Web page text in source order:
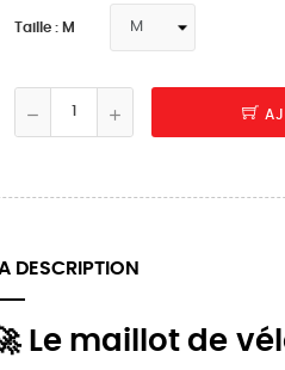
Taille : M
DESCRIPTION
Le maillot de